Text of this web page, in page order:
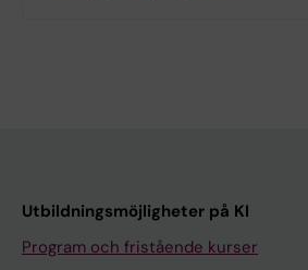
Utbildningsmöjligheter på KI
Program och fristående kurser